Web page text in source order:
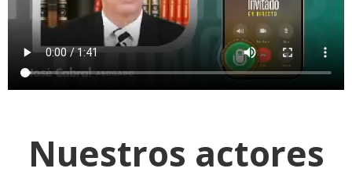
Nuestros actores